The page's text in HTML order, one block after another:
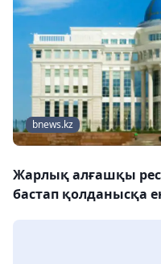
bnews.kz
Жарлық алғашқы
бастап қолданысқа